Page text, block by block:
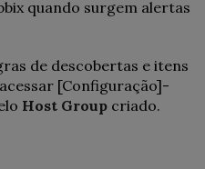
quando surgem alertas
de descobertas e itens
[Configuração]-
Host Group criado.